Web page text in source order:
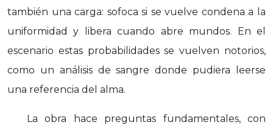
también una carga: sofoca si se vuelve condena a la
uniformidad y libera cuando abre mundos. En el
escenario estas probabilidades se vuelven notorios,
como un análisis de sangre donde pudiera leerse
una referencia del alma.
La obra hace preguntas fundamentales, con